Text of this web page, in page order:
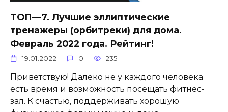
ТОП—7. Лучшие эллиптические
тренажеры (орбитреки) для дома.
Февраль 2022 года. Рейтинг!
19.01.2022 0 235
Приветствую! Далеко не у каждого человека
есть время и возможность посещать фитнес-
зал. К счастью, поддерживать хорошую